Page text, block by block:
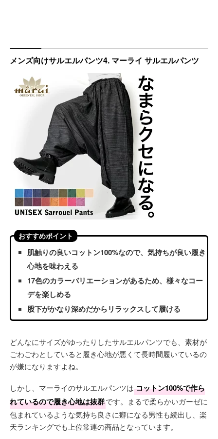
メンズ向けサルエルパンツ4. マーライ サルエルパンツ
おすすめポイント
肌触りの良いコットン100%なので、気持ちが良い履き
心地を味わえる
17色のカラーバリエーションがあるため、様々なコー
デを楽しめる
股下がかなり深めだからリラックスして履ける
どんなにサイズがゆったりしたサルエルパンツでも、素材が
ごわごわとしていると履き心地が悪くて長時間履いているの
が嫌になりますよね。
しかし、マーライのサルエルパンツは コットン100%で作ら
れているので履き心地は抜群です。まるで柔らかいガーゼに
包まれているような気持ち良さに癖になる男性も続出し、楽
天ランキングでも上位常連の商品となっています。